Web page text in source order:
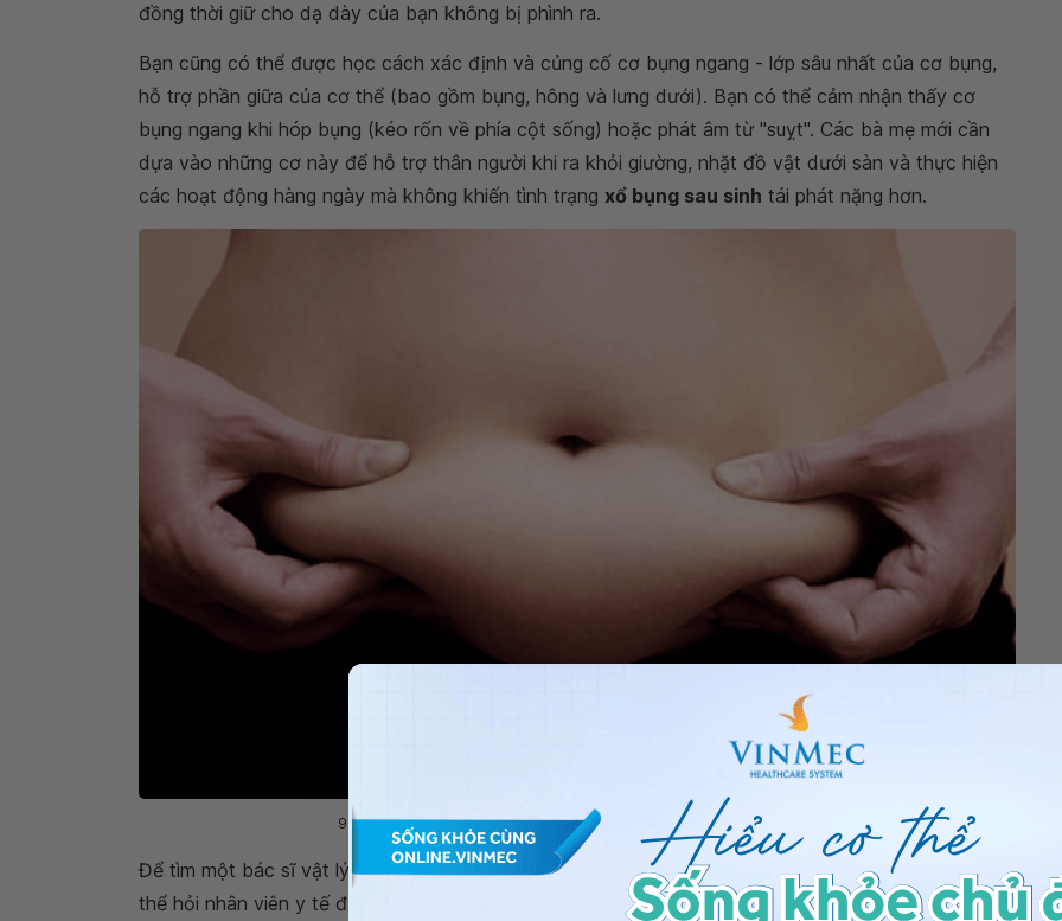
đồng thời giữ cho dạ dày của bạn không bị phình ra.
Bạn cũng có thể được học cách xác định và củng cố cơ bụng ngang - lớp sâu nhất của cơ bụng,
hỗ trợ phần giữa của cơ thể (bao gồm bụng, hông và lưng dưới). Bạn có thể cảm nhận thấy cơ
bụng ngang khi hóp bụng (kéo rốn về phía cột sống) hoặc phát âm từ "suỵt". Các bà mẹ mới cần
dựa vào những cơ này để hỗ trợ thân người khi ra khỏi giường, nhặt đồ vật dưới sàn và thực hiện
các hoạt động hàng ngày mà không khiến tình trạng xổ bụng sau sinh tái phát nặng hơn.
90% phụ nữ mang thai không tránh khỏi hiện tượng bị xổ bụng sau sinh
Để tìm một bác sĩ vật lý trị liệu có kinh nghiệm trong việc phục hồi chức năng vùng bụng, bạn có
thể hỏi nhân viên y tế đã
của mình, hoặc tìm đến một trung tâm thể